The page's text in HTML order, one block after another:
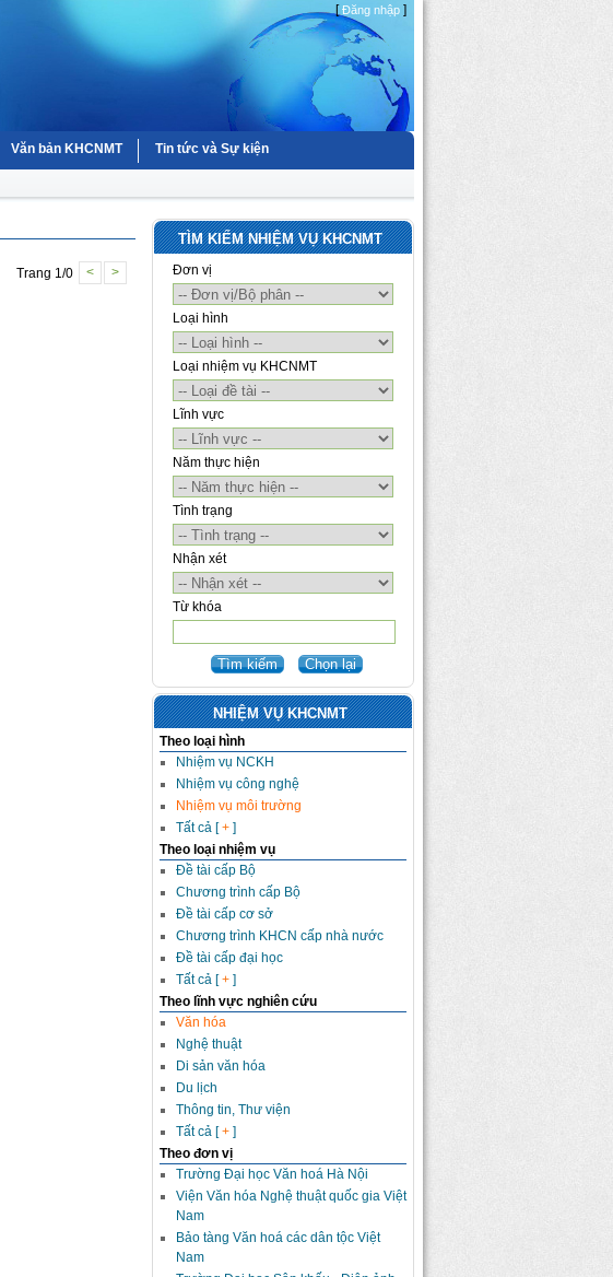
[Đăng nhập ]
Văn bản KHCNMT Tin tức và Sự kiện
Trang 1/0 < >
TÌM KIẾM NHIỆM VỤ KHCNMT
Đơn vị
Loại hình
Loại nhiệm vụ KHCNMT
Lĩnh vực
Năm thực hiện
Tình trạng
Nhận xét
Từ khóa
NHIỆM VỤ KHCNMT
Theo loại hình
Nhiệm vụ NCKH
Nhiệm vụ công nghệ
Nhiệm vụ môi trường
Tất cả [+ ]
Theo loại nhiệm vụ
Đề tài cấp Bộ
Chương trình cấp Bộ
Đề tài cấp cơ sở
Chương trình KHCN cấp nhà nước
Đề tài cấp đại học
Tất cả [+ ]
Theo lĩnh vực nghiên cứu
Văn hóa
Nghệ thuật
Di sản văn hóa
Du lịch
Thông tin, Thư viện
Tất cả [+ ]
Theo đơn vị
Trường Đại học Văn hoá Hà Nội
Viện Văn hóa Nghệ thuật quốc gia Việt
Nam
Bảo tàng Văn hoá các dân tộc Việt
Nam